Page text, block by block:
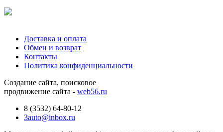
Доставка и оплата
Обмен и возврат
Контакты
Политика конфиденциальности
Создание сайта, поисковое
продвижение сайта - web56.ru
8 (3532) 64-80-12
3auto@inbox.ru